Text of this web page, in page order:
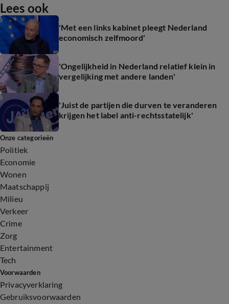
Lees ook
'Met een links kabinet pleegt Nederland
economisch zelfmoord'
'Ongelijkheid in Nederland relatief klein in
vergelijking met andere landen'
'Juist de partijen die durven te veranderen
krijgen het label anti-rechtsstatelijk'
Onze categorieën
Politiek
Economie
Wonen
Maatschappij
Milieu
Verkeer
Crime
Zorg
Entertainment
Tech
Voorwaarden
Privacyverklaring
Gebruiksvoorwaarden